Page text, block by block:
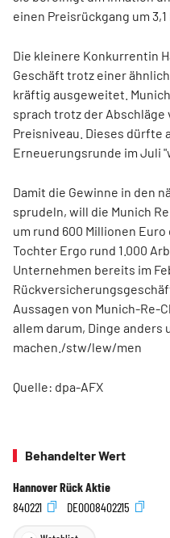
einen Preisrückgang um
Die kleinere Konkurrentin
Geschäft trotz einer
kräftig ausgeweitet.
sprach trotz der
Preisniveau. Dieses dürfte
Erneuerungsrunde im Juli
Damit die Gewinne in den
sprudeln, will die Munich
um rund 600 Millionen
Tochter Ergo rund 1.000
Unternehmen bereits im
Aussagen von Munich-Re-
allem darum, Dinge anders
machen./stw/lew/men
Quelle: dpa-AFX
Behandelter Wert
Hannover Rück Aktie
840221
DE0008402215